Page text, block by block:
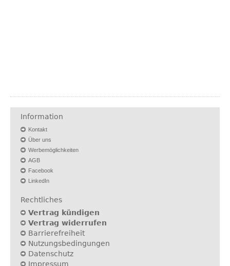
Information
Kontakt
Über uns
Werbemöglichkeiten
AGB
Facebook
LinkedIn
Rechtliches
Vertrag kündigen
Vertrag widerrufen
Barrierefreiheit
Nutzungsbedingungen
Datenschutz
Impressum